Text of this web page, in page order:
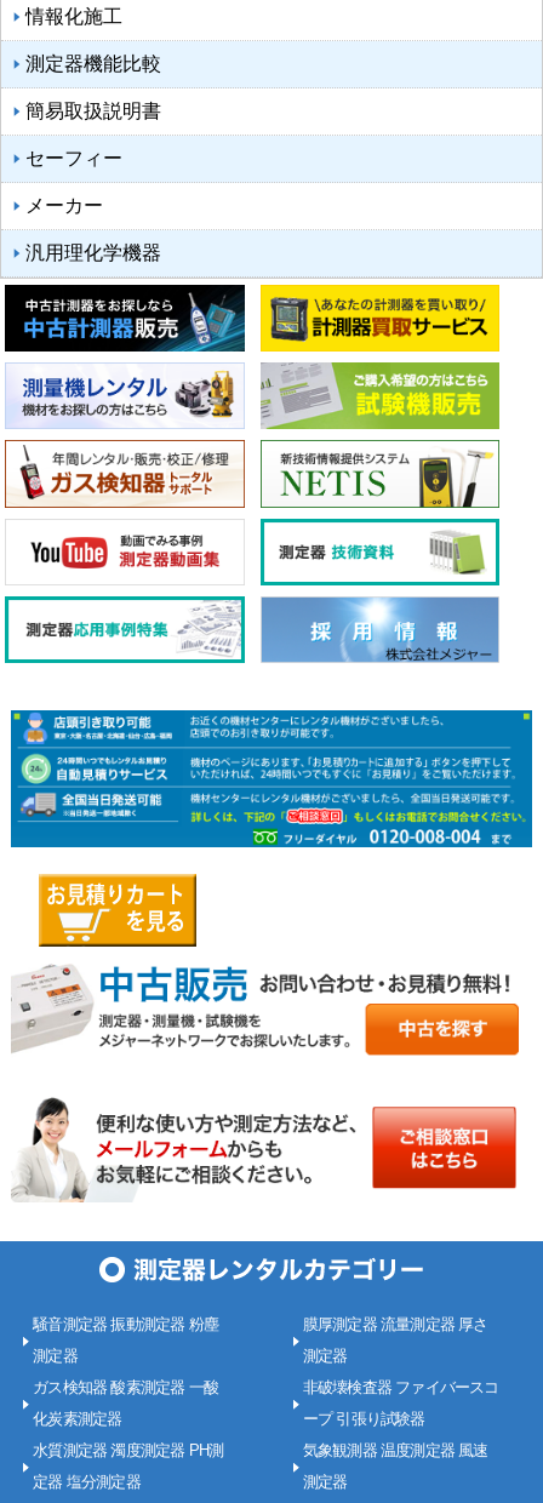
情報化施工
測定器機能比較
簡易取扱説明書
セーフィー
メーカー
汎用理化学機器
騒音測定器 振動測定器 粉塵
測定器
ガス検知器 酸素測定器 一酸
化炭素測定器
水質測定器 濁度測定器 PH測
定器 塩分測定器
膜厚測定器 流量測定器 厚さ
測定器
非破壊検査器 ファイバースコ
ープ 引張り試験器
気象観測器 温度測定器 風速
測定器